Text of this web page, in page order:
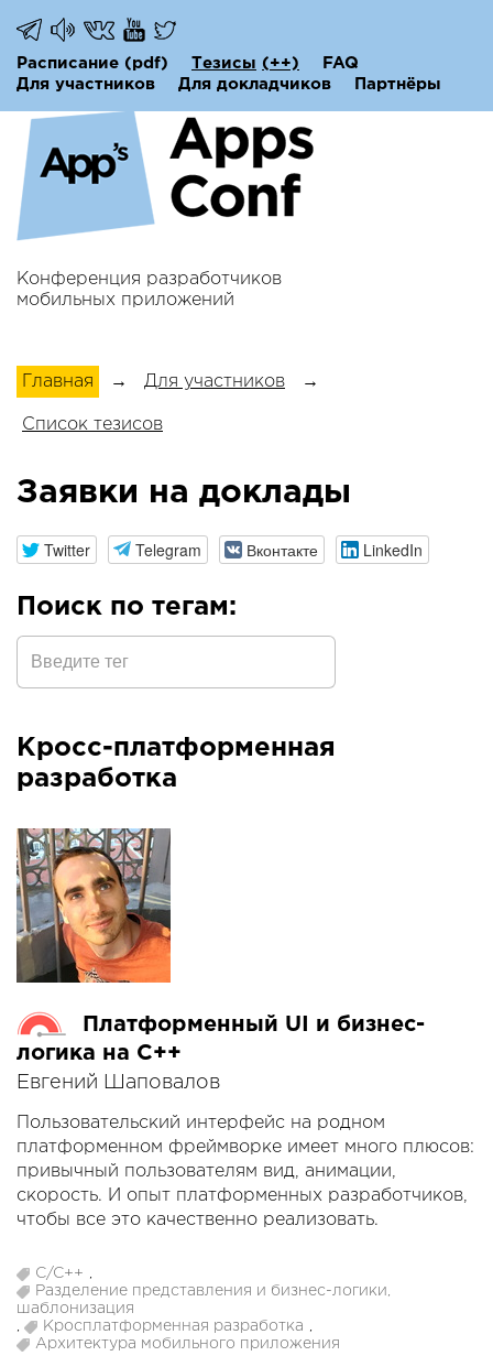
Расписание (pdf) Тезисы (++)
FAQ
Для участников
Для докладчиков Партнёры
Конференция разработчиков
мобильных приложений
Главная → Для участников →
Список тезисов
Заявки на доклады
Twitter Telegram Вконтакте LinkedIn
Поиск по тегам:
Кросс-платформенная
разработка
Платформенный UI и бизнес-
логика на C++
Евгений Шаповалов
Пользовательский интерфейс на родном
платформенном фреймворке имеет много плюсов:
привычный пользователям вид, анимации,
скорость. И опыт платформенных разработчиков,
чтобы все это качественно реализовать.
Но как организовать архитектуру мобильного
приложения с платформенным UI и логикой на
C++? Как разделить ответственность компонентов,
организовать навигацию, написать кучу биндингов
C/C++
Разделение представления и бизнес-логики,
шаблонизация
Кросплатформенная разработка
Архитектура мобильного приложения